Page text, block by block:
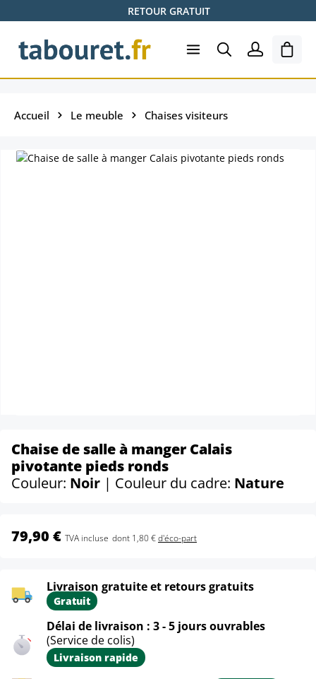
Passer au contenu principalRETOUR GRATUIT
Le
Accueil Le meuble Chaises visiteurs
Chaise de salle à manger Calais
pivotante pieds ronds
Couleur: Noir | Couleur du cadre: Nature
79,90 € TVA incluse dont 1,80 €d'éco-part
Livraison gratuite et retours gratuits
Gratuit
Délai de livraison : 3 - 5 jours ouvrables
(Service de colis)
Livraison rapide